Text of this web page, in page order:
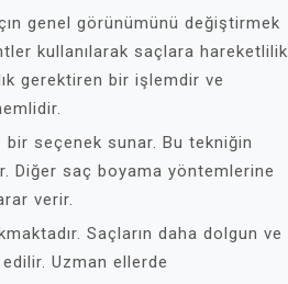
genel görünümünü değiştirmek
kullanılarak saçlara hareketlilik
gerektiren bir işlemdir ve
seçenek sunar. Bu tekniğin
Diğer saç boyama yöntemlerine
verir.
Saçların daha dolgun ve
Uzman ellerde